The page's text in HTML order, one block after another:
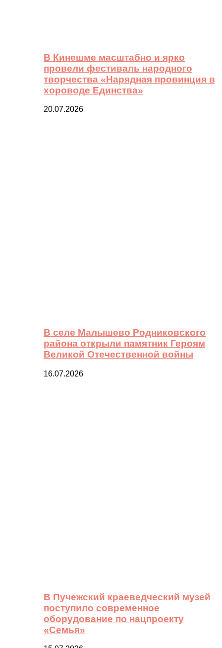
В Кинешме масштабно и ярко
провели фестиваль народного
творчества «Нарядная провинция в
хороводе Единства»
20.07.2026
В селе Малышево Родниковского
района открыли памятник Героям
Великой Отечественной войны
16.07.2026
В Пучежский краеведческий музей
поступило современное
оборудование по нацпроекту
«Семья»